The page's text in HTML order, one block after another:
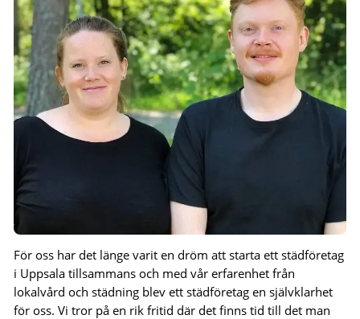
För oss har det länge varit en dröm att starta ett städföretag
i Uppsala tillsammans och med vår erfarenhet från
lokalvård och städning blev ett städföretag en självklarhet
för oss. Vi tror på en rik fritid där det finns tid till det man